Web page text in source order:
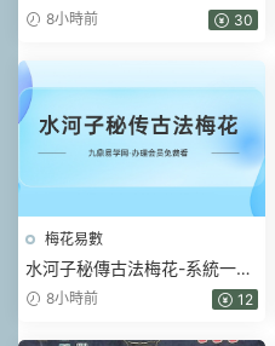
集 8小時前 30
梅花易數
水河子秘傳古法梅花-系統一體
班.pdf 317頁
8小時前 12